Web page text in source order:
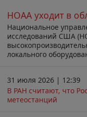
НОАА уходит в
Национальное
исследований США
локального
31 июля 2026 | 12:39
В РАН считают, что
метеостанций